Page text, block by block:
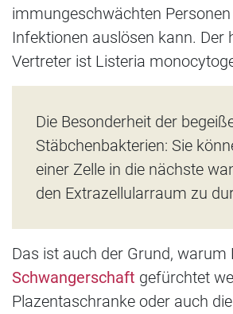
immungeschwächten
Infektionen auslösen kann. Der
Vertreter ist Listeria
Die Besonderheit der
Stäbchenbakterien: Sie
einer Zelle in die nächste
den Extrazellularraum zu
Das ist auch der Grund, warum
Schwangerschaft gefürchtet
Plazentaschranke oder auch